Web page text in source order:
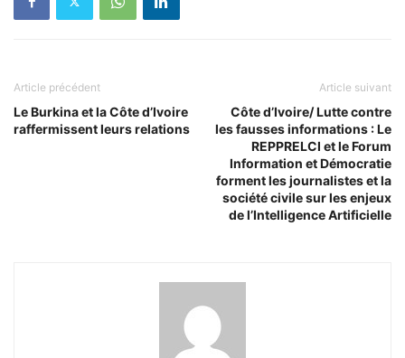
Article précédent
Le Burkina et la Côte d’Ivoire
raffermissent leurs relations
Article suivant
Côte d’Ivoire/ Lutte contre
les fausses informations : Le
REPPRELCI et le Forum
Information et Démocratie
forment les journalistes et la
société civile sur les enjeux
de l’Intelligence Artificielle